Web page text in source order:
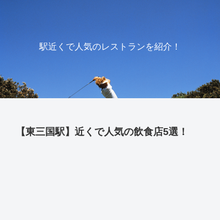
駅近くで人気のレストランを紹介！
【東三国駅】近くで人気の飲食店5選！